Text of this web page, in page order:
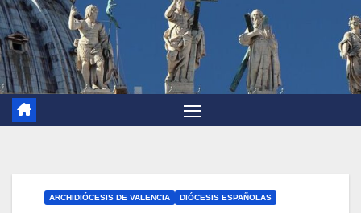
ARCHIDIÓCESIS DE VALENCIA DIÓCESIS ESPAÑOLAS